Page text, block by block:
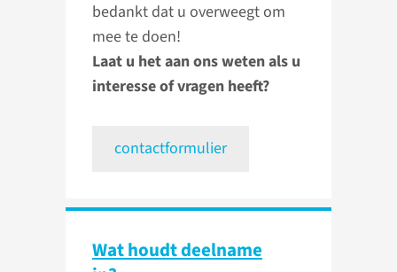
bedankt dat u overweegt om
mee te doen!
Laat u het aan ons weten als u
interesse of vragen heeft?
contactformulier
Wat houdt deelname